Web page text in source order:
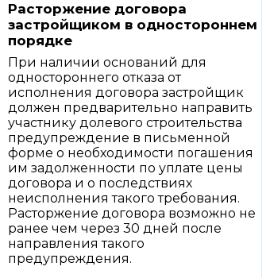
Расторжение договора
застройщиком в одностороннем
порядке
При наличии оснований для
одностороннего отказа от
исполнения договора застройщик
должен предварительно направить
участнику долевого строительства
предупреждение в письменной
форме о необходимости погашения
им задолженности по уплате цены
договора и о последствиях
неисполнения такого требования.
Расторжение договора возможно не
ранее чем через 30 дней после
направления такого
предупреждения.